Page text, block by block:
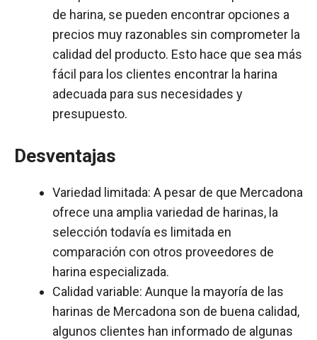
de harina, se pueden encontrar opciones a
precios muy razonables sin comprometer la
calidad del producto. Esto hace que sea más
fácil para los clientes encontrar la harina
adecuada para sus necesidades y
presupuesto.
Desventajas
Variedad limitada: A pesar de que Mercadona
ofrece una amplia variedad de harinas, la
selección todavía es limitada en
comparación con otros proveedores de
harina especializada.
Calidad variable: Aunque la mayoría de las
harinas de Mercadona son de buena calidad,
algunos clientes han informado de algunas